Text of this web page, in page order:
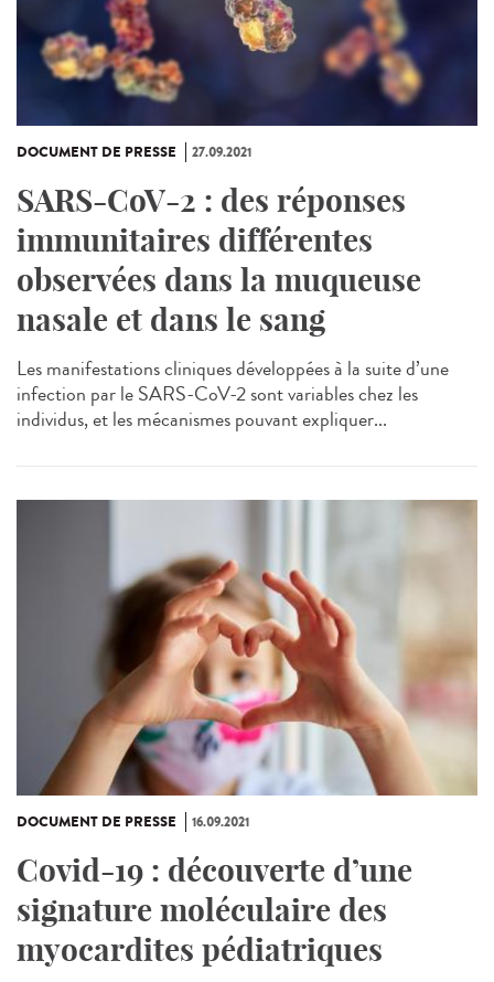
DOCUMENT DE PRESSE 27.09.2021
SARS-CoV-2 : des réponses
immunitaires différentes
observées dans la muqueuse
nasale et dans le sang
Les manifestations cliniques développées à la suite d’une
infection par le SARS-CoV-2 sont variables chez les
individus, et les mécanismes pouvant expliquer...
DOCUMENT DE PRESSE 16.09.2021
Covid-19 : découverte d’une
signature moléculaire des
myocardites pédiatriques